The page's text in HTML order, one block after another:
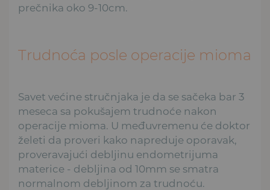
prečnika oko 9-10cm.
Trudnoća posle operacije mioma
Savet većine stručnjaka je da se sačeka bar 3
meseca sa pokušajem trudnoće nakon
operacije mioma. U međuvremenu će doktor
želeti da proveri kako napreduje oporavak,
proveravajući debljinu endometrijuma
materice - debljina od 10mm se smatra
normalnom debljinom za trudnoću.